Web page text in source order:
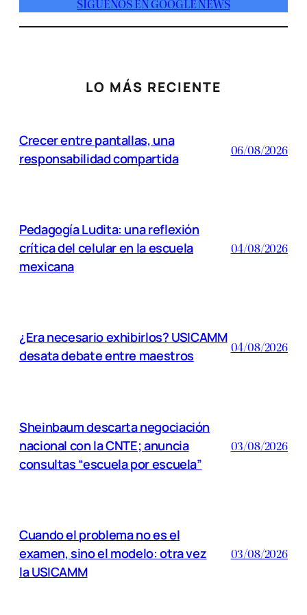
SÍGUENOS EN GOOGLE NEWS
LO MÁS RECIENTE
Crecer entre pantallas, una
responsabilidad compartida
06/08/2026
Pedagogía Ludita: una reflexión
crítica del celular en la escuela
mexicana
04/08/2026
¿Era necesario exhibirlos? USICAMM
desata debate entre maestros
04/08/2026
Sheinbaum descarta negociación
nacional con la CNTE; anuncia
consultas “escuela por escuela”
03/08/2026
Cuando el problema no es el
examen, sino el modelo: otra vez
la USICAMM
03/08/2026